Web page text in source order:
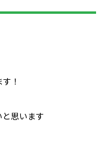
！
思います